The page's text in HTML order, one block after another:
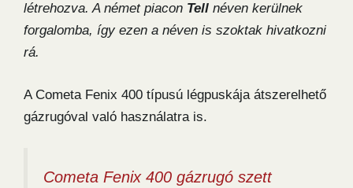
létrehozva. A német piacon Tell néven kerülnek
forgalomba, így ezen a néven is szoktak hivatkozni
rá.
A Cometa Fenix 400 típusú légpuskája átszerelhető
gázrugóval való használatra is.
Cometa Fenix 400 gázrugó szett